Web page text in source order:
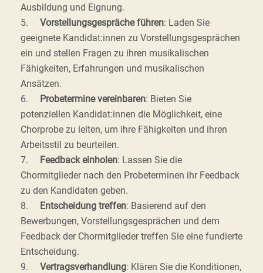
Ausbildung und Eignung.
5. Vorstellungsgespräche führen: Laden Sie
geeignete Kandidat:innen zu Vorstellungsgesprächen
ein und stellen Fragen zu ihren musikalischen
Fähigkeiten, Erfahrungen und musikalischen
Ansätzen.
6. Probetermine vereinbaren: Bieten Sie
potenziellen Kandidat:innen die Möglichkeit, eine
Chorprobe zu leiten, um ihre Fähigkeiten und ihren
Arbeitsstil zu beurteilen.
7. Feedback einholen: Lassen Sie die
Chormitglieder nach den Probeterminen ihr Feedback
zu den Kandidaten geben.
8. Entscheidung treffen: Basierend auf den
Bewerbungen, Vorstellungsgesprächen und dem
Feedback der Chormitglieder treffen Sie eine fundierte
Entscheidung.
9. Vertragsverhandlung: Klären Sie die Konditionen,